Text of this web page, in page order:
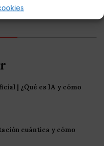
| ¿Qué es IA y cómo
cuántica y cómo